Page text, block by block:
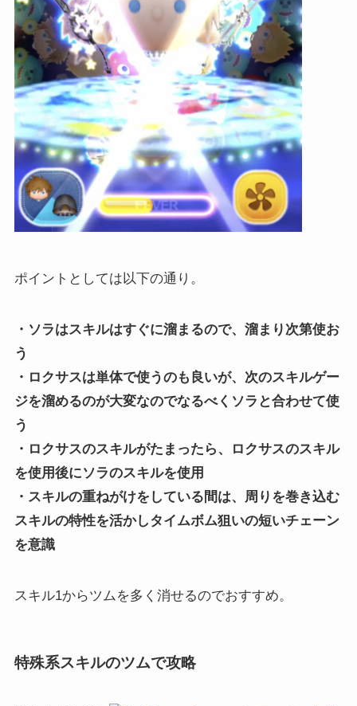
ポイントとしては以下の通り。
・ソラはスキルはすぐに溜まるので、溜まり次第使お
う
・ロクサスは単体で使うのも良いが、次のスキルゲー
ジを溜めるのが大変なのでなるべくソラと合わせて使
う
・ロクサスのスキルがたまったら、ロクサスのスキル
を使用後にソラのスキルを使用
・スキルの重ねがけをしている間は、周りを巻き込む
スキルの特性を活かしタイムボム狙いの短いチェーン
を意識
スキル1からツムを多く消せるのでおすすめ。
特殊系スキルのツムで攻略